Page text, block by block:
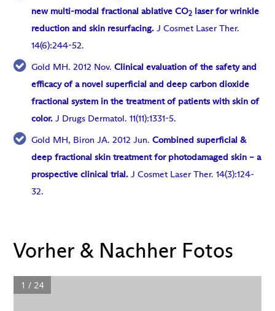
new multi-modal fractional ablative CO2 laser for wrinkle
reduction and skin resurfacing.J Cosmet Laser Ther.
14(6):244-52.
Gold MH. 2012 Nov.Clinical evaluation of the safety and
efficacy of a novel superficial and deep carbon dioxide
fractional system in the treatment of patients with skin of
color. J Drugs Dermatol. 11(11):1331-5.
Gold MH, Biron JA. 2012 Jun.Combined superficial &
deep fractional skin treatment for photodamaged skin – a
prospective clinical trial. J Cosmet Laser Ther. 14(3):124-
32.
Vorher & Nachher Fotos
1 / 24